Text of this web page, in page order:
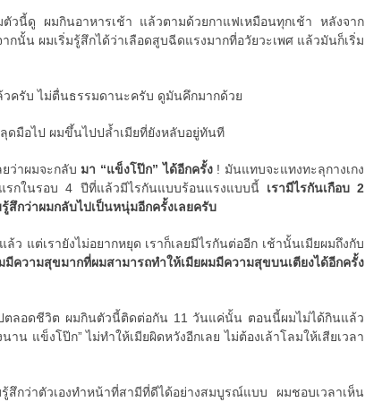
ตัวนี้ดู ผมกินอาหารเช้า แล้วตามด้วยกาแฟเหมือนทุกเช้า หลังจาก
นั้น ผมเริ่มรู้สึกได้ว่าเลือดสูบฉีดแรงมากที่อวัยวะเพศ แล้วมันก็เริ่ม
ครับ ไม่ตื่นธรรมดานะครับ ดูมันคึกมากด้วย
มือไป ผมขึ้นไปปล้ำเมียที่ยังหลับอยู่ทันที
ว่าผมจะกลับ มา “แข็งโป๊ก” ได้อีกครั้ง ! มันแทบจะแทงทะลุกางเกง
รกในรอบ 4 ปีที่แล้วมีไรกันแบบร้อนแรงแบบนี้ เรามีไรกันเกือบ 2
สึกว่าผมกลับไปเป็นหนุ่มอีกครั้งเลยครับ
ล้ว แต่เรายังไม่อยากหยุด เราก็เลยมีไรกันต่ออีก เช้านั้นเมียผมถึงกับ
มีความสุขมากที่ผมสามารถทำให้เมียผมมีความสุขบนเตียงได้อีกครั้ง
ตลอดชีวิต ผมกินตัวนี้ติดต่อกัน 11 วันแค่นั้น ตอนนี้ผมไม่ได้กินแล้ว
าน แข็งโป๊ก” ไม่ทำให้เมียผิดหวังอีกเลย ไม่ต้องเล้าโลมให้เสียเวลา
สึกว่าตัวเองทำหน้าที่สามีที่ดีได้อย่างสมบูรณ์แบบ ผมชอบเวลาเห็น